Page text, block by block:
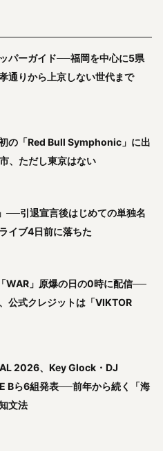
パーガイド──福岡を中心に5県
通りから上京しない世代まで
の「Red Bull Symphonic」に出
、ただし東京はない
引退宣言後はじめての単独名
イブ4日前に落ちた
」原爆の日の0時に配信──
公式クレジットは「VIKTOR
2026、Key Glock・DJ
Bら6組発表──前年から続く「海
文法